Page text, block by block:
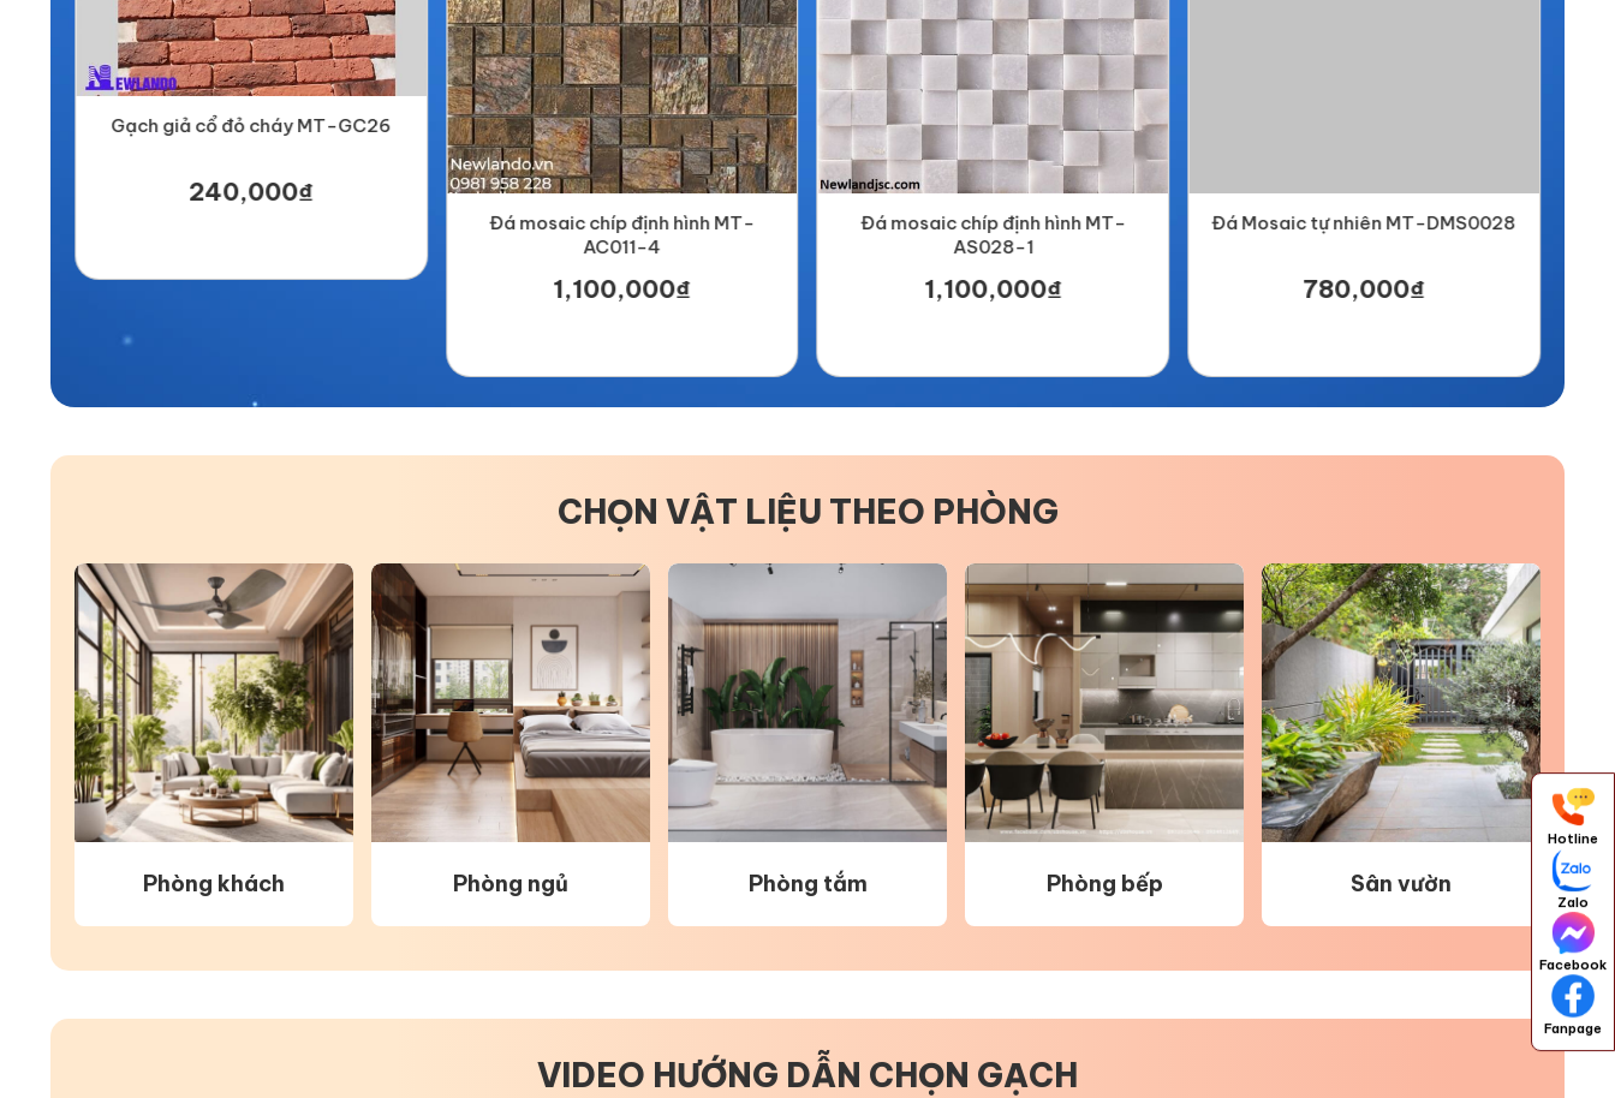
Gạch giả cổ đỏ cháy MT-GC26
240,000₫
Đá mosaic chíp định hình MT-
AC011-4
1,100,000₫
Đá mosaic chíp định hình MT-
AS028-1
1,100,000₫
Đá Mosaic tự nhiên MT-DMS0028
780,000₫
CHỌN VẬT LIỆU THEO PHÒNG
Phòng khách Phòng ngủ Phòng tắm Phòng bếp Sân vườn
VIDEO HƯỚNG DẪN CHỌN GẠCH
Hotline
Zalo
Facebook
Fanpage